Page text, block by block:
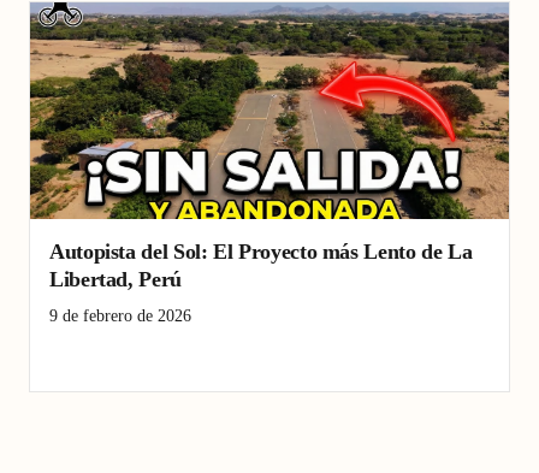
Autopista del Sol: El Proyecto más Lento de La
Libertad, Perú
9 de febrero de 2026